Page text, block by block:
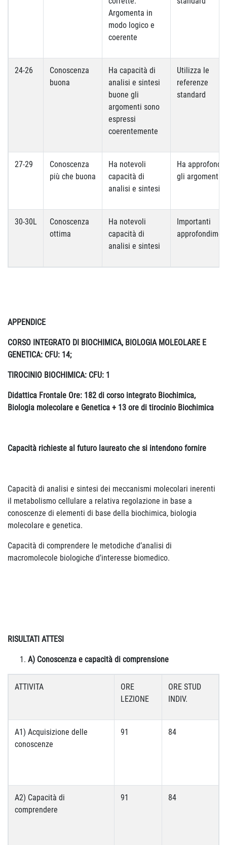
Argomenta in
modo logico e
coerente
24-26
Conoscenza
buona
Ha capacità di
analisi e sintesi
buone gli
argomenti sono
espressi
coerentemente
Utilizza le
referenze
standard
27-29
Conoscenza
più che buona
Ha notevoli
capacità di
analisi e sintesi
Ha
gli argomenti
30-30L
Conoscenza
ottima
Ha notevoli
capacità di
analisi e sintesi
Importanti
APPENDICE
CORSO INTEGRATO DI BIOCHIMICA, BIOLOGIA MOLEOLARE E
GENETICA: CFU: 14;
TIROCINIO BIOCHIMICA: CFU: 1
Didattica Frontale Ore: 182 di corso integrato Biochimica,
Biologia molecolare e Genetica + 13 ore di tirocinio Biochimica
Capacità richieste al futuro laureato che si intendono fornire
Capacità di analisi e sintesi dei meccanismi molecolari inerenti
il metabolismo cellulare a relativa regolazione in base a
conoscenze di elementi di base della biochimica, biologia
molecolare e genetica.
Capacità di comprendere le metodiche d’analisi di
macromolecole biologiche d’interesse biomedico.
RISULTATI ATTESI
A) Conoscenza e capacità di comprensione
ATTIVITA
ORE
LEZIONE
ORE STUD
INDIV.
A1) Acquisizione delle
conoscenze
91 84
A2) Capacità di
comprendere
91 84